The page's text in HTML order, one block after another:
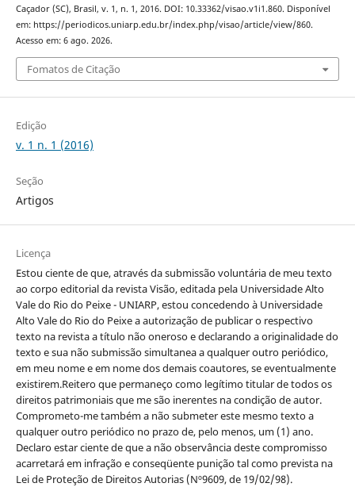
Caçador (SC), Brasil, v. 1, n. 1, 2016. DOI: 10.33362/visao.v1i1.860. Disponível
em: https://periodicos.uniarp.edu.br/index.php/visao/article/view/860.
Acesso em: 6 ago. 2026.
Fomatos de Citação
Edição
v. 1 n. 1 (2016)
Seção
Artigos
Licença
Estou ciente de que, através da submissão voluntária de meu texto
ao corpo editorial da revista Visão, editada pela Universidade Alto
Vale do Rio do Peixe - UNIARP, estou concedendo à Universidade
Alto Vale do Rio do Peixe a autorização de publicar o respectivo
texto na revista a título não oneroso e declarando a originalidade do
texto e sua não submissão simultanea a qualquer outro periódico,
em meu nome e em nome dos demais coautores, se eventualmente
existirem.Reitero que permaneço como legítimo titular de todos os
direitos patrimoniais que me são inerentes na condição de autor.
Comprometo-me também a não submeter este mesmo texto a
qualquer outro periódico no prazo de, pelo menos, um (1) ano.
Declaro estar ciente de que a não observância deste compromisso
acarretará em infração e conseqüente punição tal como prevista na
Lei de Proteção de Direitos Autorias (Nº9609, de 19/02/98).